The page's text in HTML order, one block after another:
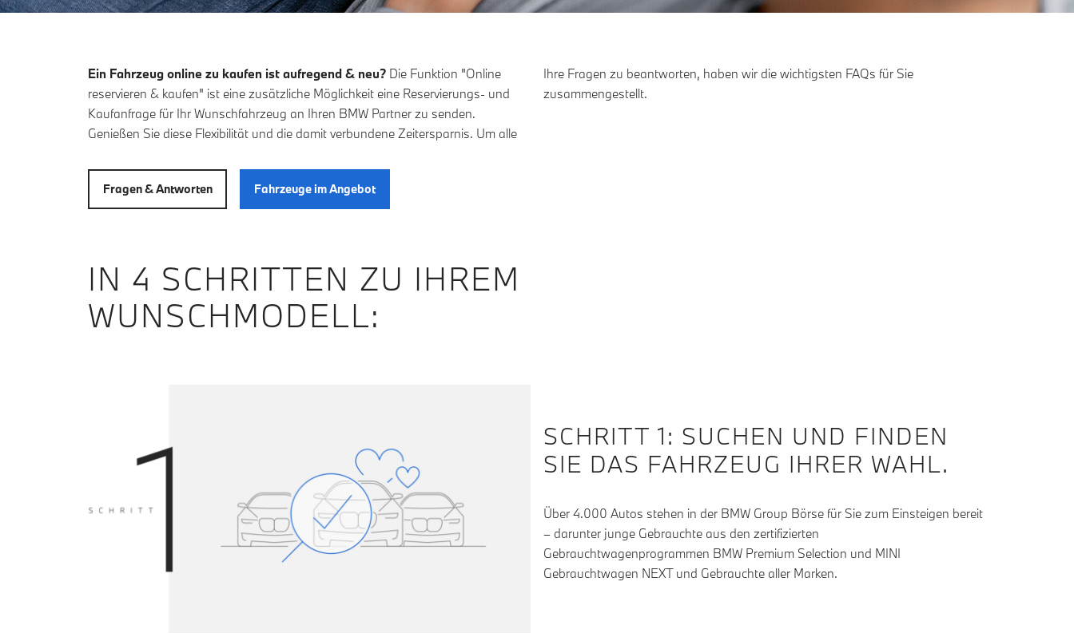
Ein Fahrzeug online zu kaufen ist aufregend & neu? Die Funktion "Online
reservieren & kaufen" ist eine zusätzliche Möglichkeit eine Reservierungs- und
Kaufanfrage für Ihr Wunschfahrzeug an Ihren BMW Partner zu senden.
Genießen Sie diese Flexibilität und die damit verbundene Zeitersparnis. Um alle
Ihre Fragen zu beantworten, haben wir die wichtigsten FAQs für Sie
zusammengestellt.
Fragen & Antworten Fahrzeuge im Angebot
IN 4 SCHRITTEN ZU IHREM
WUNSCHMODELL:
SCHRITT 1: SUCHEN UND FINDEN
SIE DAS FAHRZEUG IHRER WAHL.
Über 4.000 Autos stehen in der BMW Group Börse für Sie zum Einsteigen bereit
– darunter junge Gebrauchte aus den zertifizierten
Gebrauchtwagenprogrammen BMW Premium Selection und MINI
Gebrauchtwagen NEXT und Gebrauchte aller Marken.